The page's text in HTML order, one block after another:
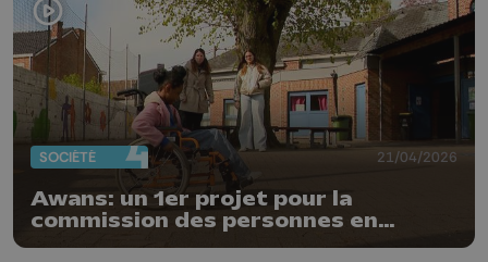
SOCIÉTÉ 21/04/2026
Awans: un 1er projet pour la
commission des personnes en
situation de handicap